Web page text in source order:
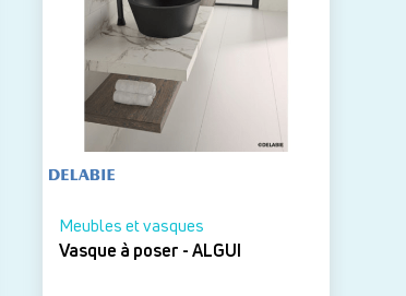
Meubles et vasques
Vasque à poser - ALGUI